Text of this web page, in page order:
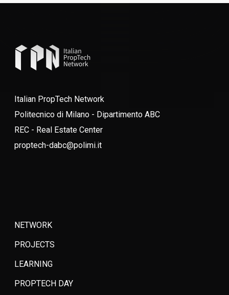
Italian PropTech Network
Politecnico di Milano - Dipartimento ABC
REC - Real Estate Center
proptech-dabc@polimi.it
NETWORK
PROJECTS
LEARNING
PROPTECH DAY